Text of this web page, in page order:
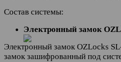
Состав системы:
Электронный замок
Электронный замок OZLocks
замок зашифрованный под